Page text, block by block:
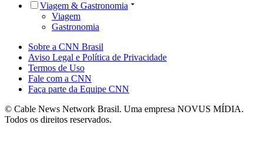
Viagem & Gastronomia
Viagem
Gastronomia
Sobre a CNN Brasil
Aviso Legal e Política de Privacidade
Termos de Uso
Fale com a CNN
Faça parte da Equipe CNN
© Cable News Network Brasil. Uma empresa NOVUS MÍDIA.
Todos os direitos reservados.